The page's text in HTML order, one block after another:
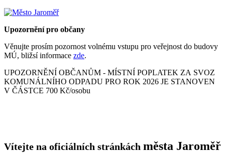
Upozornění pro občany
Věnujte prosím pozornost volnému vstupu pro veřejnost do budovy
MÚ, bližsí informace zde.
UPOZORNĚNÍ OBČANŮM - MÍSTNÍ POPLATEK ZA SVOZ
KOMUNÁLNÍHO ODPADU PRO ROK 2026 JE STANOVEN
V ČÁSTCE 700 Kč/osobu
Vítejte na oficiálních stránkách města Jaroměř